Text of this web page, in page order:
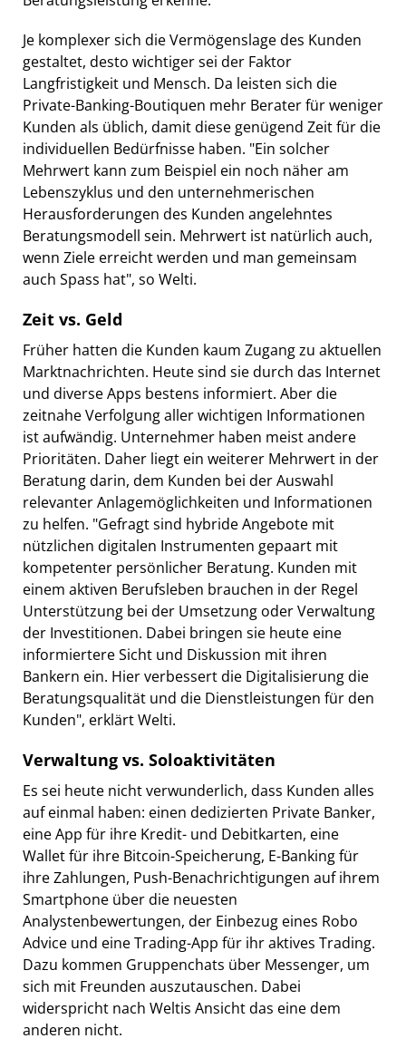
Je komplexer sich die Vermögenslage des Kunden
gestaltet, desto wichtiger sei der Faktor
Langfristigkeit und Mensch. Da leisten sich die
Private-Banking-Boutiquen mehr Berater für weniger
Kunden als üblich, damit diese genügend Zeit für die
individuellen Bedürfnisse haben. "Ein solcher
Mehrwert kann zum Beispiel ein noch näher am
Lebenszyklus und den unternehmerischen
Herausforderungen des Kunden angelehntes
Beratungsmodell sein. Mehrwert ist natürlich auch,
wenn Ziele erreicht werden und man gemeinsam
auch Spass hat", so Welti.
Zeit vs. Geld
Früher hatten die Kunden kaum Zugang zu aktuellen
Marktnachrichten. Heute sind sie durch das Internet
und diverse Apps bestens informiert. Aber die
zeitnahe Verfolgung aller wichtigen Informationen
ist aufwändig. Unternehmer haben meist andere
Prioritäten. Daher liegt ein weiterer Mehrwert in der
Beratung darin, dem Kunden bei der Auswahl
relevanter Anlagemöglichkeiten und Informationen
zu helfen. "Gefragt sind hybride Angebote mit
nützlichen digitalen Instrumenten gepaart mit
kompetenter persönlicher Beratung. Kunden mit
einem aktiven Berufsleben brauchen in der Regel
Unterstützung bei der Umsetzung oder Verwaltung
der Investitionen. Dabei bringen sie heute eine
informiertere Sicht und Diskussion mit ihren
Bankern ein. Hier verbessert die Digitalisierung die
Beratungsqualität und die Dienstleistungen für den
Kunden", erklärt Welti.
Verwaltung vs. Soloaktivitäten
Es sei heute nicht verwunderlich, dass Kunden alles
auf einmal haben: einen dedizierten Private Banker,
eine App für ihre Kredit- und Debitkarten, eine
Wallet für ihre Bitcoin-Speicherung, E-Banking für
ihre Zahlungen, Push-Benachrichtigungen auf ihrem
Smartphone über die neuesten
Analystenbewertungen, der Einbezug eines Robo
Advice und eine Trading-App für ihr aktives Trading.
Dazu kommen Gruppenchats über Messenger, um
sich mit Freunden auszutauschen. Dabei
widerspricht nach Weltis Ansicht das eine dem
anderen nicht.